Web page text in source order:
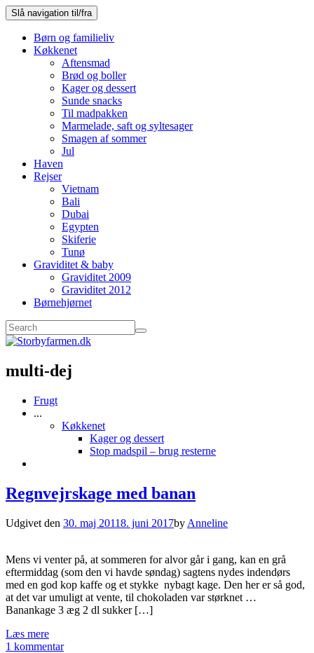
Slå navigation til/fra
Børn og familieliv
Køkkenet
Aftensmad
Brød og boller
Kager og dessert
Sunde snacks
Til madpakken
Marmelade, saft og syltesager
Smagen af sommer
Jul
Haven
Rejser
Vietnam
Bali
Dubai
Egypten
Skiferie
Tunø
Graviditet & baby
Graviditet 2009
Graviditet 2012
Børnehjørnet
multi-dej
Frugt
...
Køkkenet
Kager og dessert
Stop madspil – brug resterne
Regnvejrskage med banan
Udgivet den 30. maj 20118. juni 2017by Anneline
Mens vi venter på, at sommeren for alvor går i gang, kan en grå
eftermiddag (som den vi havde søndag) sagtens nydes indendørs
med en god kop kaffe og et stykke nybagt kage. Den her er så god,
at det var umuligt at vente, til chokoladen var størknet …
Banankage 3 æg 2 dl sukker […]
Læs mere
1 kommentar